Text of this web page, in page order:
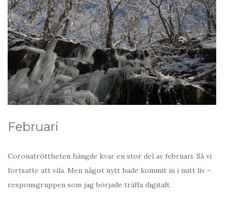
Februari
Coronatröttheten hängde kvar en stor del av februari. Så vi
fortsatte att vila. Men något nytt hade kommit in i mitt liv –
responsgruppen som jag började träffa digitalt.